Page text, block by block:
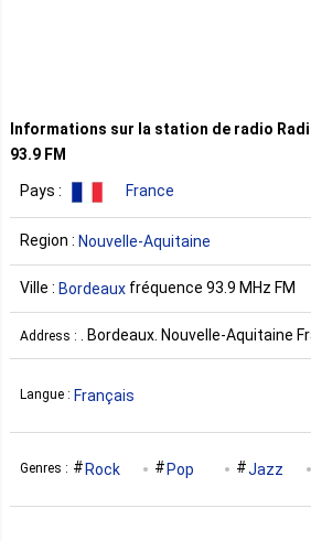
Informations sur la station de radio
93.9 FM
Pays : France
Region : Nouvelle-Aquitaine
Ville : Bordeaux fréquence 93.9 MHz FM
Address : . Bordeaux. Nouvelle-Aquitaine
Langue : Français
Genres : Rock Pop Jazz